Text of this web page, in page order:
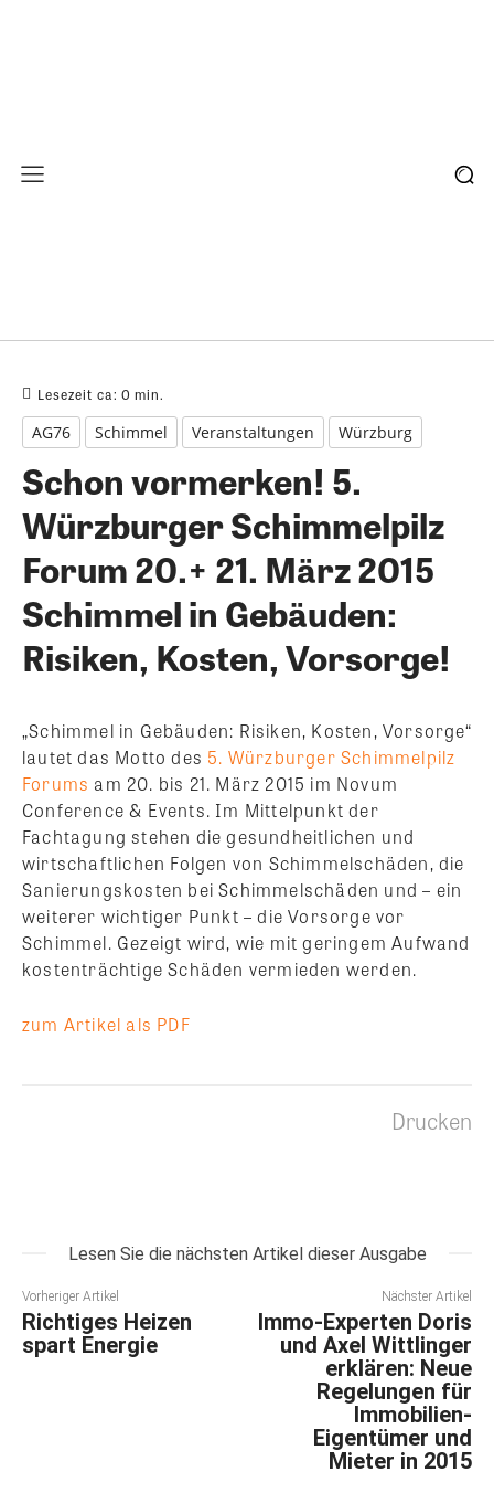
Lesezeit ca: 0 min.
AG76 Schimmel Veranstaltungen Würzburg
Schon vormerken! 5.
Würzburger Schimmelpilz
Forum 20.+ 21. März 2015
Schimmel in Gebäuden:
Risiken, Kosten, Vorsorge!
„Schimmel in Gebäuden: Risiken, Kosten, Vorsorge“
lautet das Motto des 5. Würzburger Schimmelpilz
Forums am 20. bis 21. März 2015 im Novum
Conference & Events. Im Mittelpunkt der
Fachtagung stehen die gesundheitlichen und
wirtschaftlichen Folgen von Schimmelschäden, die
Sanierungskosten bei Schimmelschäden und – ein
weiterer wichtiger Punkt – die Vorsorge vor
Schimmel. Gezeigt wird, wie mit geringem Aufwand
kostenträchtige Schäden vermieden werden.
zum Artikel als PDF
Drucken
Lesen Sie die nächsten Artikel dieser Ausgabe
Vorheriger Artikel
Richtiges Heizen
spart Energie
Nächster Artikel
Immo-Experten Doris
und Axel Wittlinger
erklären: Neue
Regelungen für
Immobilien-
Eigentümer und
Mieter in 2015